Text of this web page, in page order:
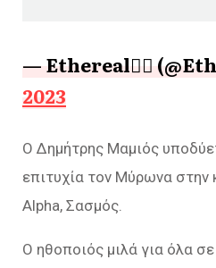
— Ethereal❤️‍🔥
2023
Ο Δημήτρης Μαμιός
επιτυχία τον Μύρωνα στην
Alpha, Σασμός.
Ο ηθοποιός μιλά για όλα